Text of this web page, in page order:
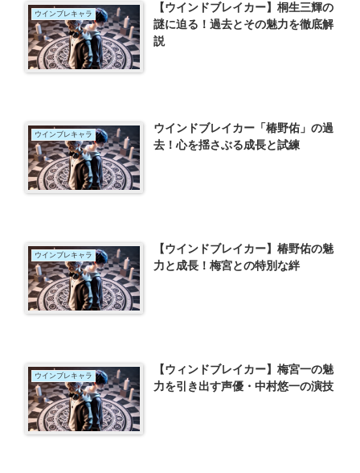
ウインブレキャラ
【ウインドブレイカー】桐生三輝の
謎に迫る！過去とその魅力を徹底解
説
ウインブレキャラ
ウインドブレイカー「椿野佑」の過
去！心を揺さぶる成長と試練
ウインブレキャラ
【ウインドブレイカー】椿野佑の魅
力と成長！梅宮との特別な絆
ウインブレキャラ
【ウィンドブレイカー】梅宮一の魅
力を引き出す声優・中村悠一の演技